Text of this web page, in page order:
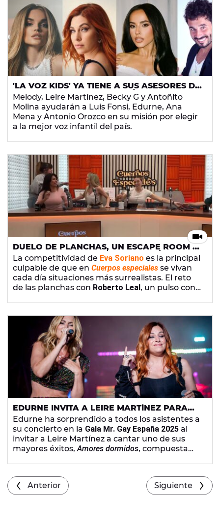
'LA VOZ KIDS' YA TIENE A SUS ASESORES DE
LUJO: MELODY, LEIRE MARTÍNEZ, BECKY G Y
ANTOÑITO MOLINA AYUDARÁN A LOS
COACHES
Melody, Leire Martínez, Becky G y Antoñito
Molina ayudarán a Luis Fonsi, Edurne, Ana
Mena y Antonio Orozco en su misión por elegir
a la mejor voz infantil del país.
DUELO DE PLANCHAS, UN ESCAPE ROOM Y
UN TINY DESK: LOS MOMENTOS MÁS
SURREALISTAS DE 'CUERPOS ESPECIALES'
(VOLUMEN II)
La competitividad de Eva Soriano es la principal
culpable de que en Cuerpos especiales se vivan
cada día situaciones más surrealistas. El reto
de las planchas con Roberto Leal, un pulso con
protagonizan la nueva entrega del especial
verano deCuerpos especiales
EDURNE INVITA A LEIRE MARTÍNEZ PARA
CANTAR JUNTAS 'AMORES DORMIDOS' EN
EL ORGULLO DE MADRID 2025
Edurne ha sorprendido a todos los asistentes a
su concierto en la Gala Mr. Gay España 2025 al
invitar a Leire Martínez a cantar uno de sus
mayores éxitos,Amores dormidos, compuesta
Anterior Siguiente